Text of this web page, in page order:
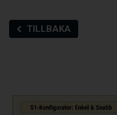
TILLBAKA